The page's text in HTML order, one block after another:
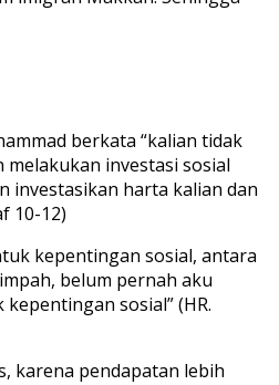
berkata “kalian tidak
melakukan investasi sosial
investasikan harta kalian dan
10-12)
kepentingan sosial, antara
belum pernah aku
sosial” (HR.
karena pendapatan lebih